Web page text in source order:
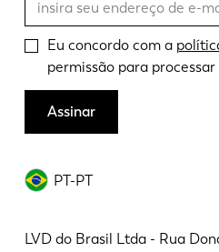
PT-PT
LVD do Brasil Ltda - Rua
Eu concordo com a
permissão para processar
Assinar